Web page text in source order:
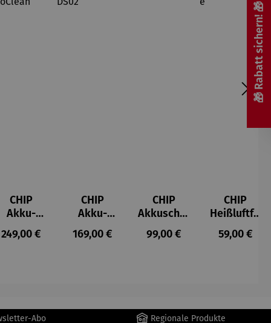
CHIP
Akku-
ger
Regulärer Preis:
249,00 €
CHIP
Akku-
Staubsau
ger DS02
Regulärer Preis:
169,00 €
CHIP
Akkuschra
uber
Regulärer Preis:
99,00 €
CHIP
Heißluftfri
tteuse
Regulärer
59,00 €
Abo Regionale Produkte
🎁 Rabatt sichern! 🎁